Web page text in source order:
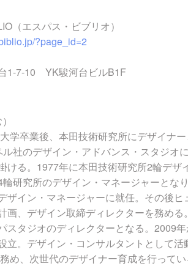
（エスパス・ビブリオ）
?page_id=2
1-7-10 YK駿河台ビルB1F
学卒業後、本田技術研究所にデザイナ
社のデザイン・アドバンス・スタジオ
ける。1977年に本田技術研究所2輪デザ
研究所のデザイン・マネージャーとな
ザイン・マネージャーに就任。その後ヒ
画、デザイン取締ディレクターを務める
スタジオのディレクターとなる。2009
立。デザイン・コンサルタントとして活
め、次世代のデザイナー育成を行ってい